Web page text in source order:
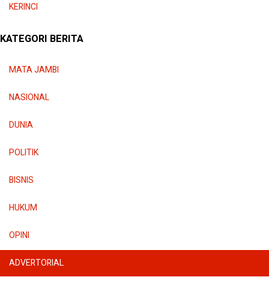
KERINCI
KATEGORI BERITA
MATA JAMBI
NASIONAL
DUNIA
POLITIK
BISNIS
HUKUM
OPINI
ADVERTORIAL